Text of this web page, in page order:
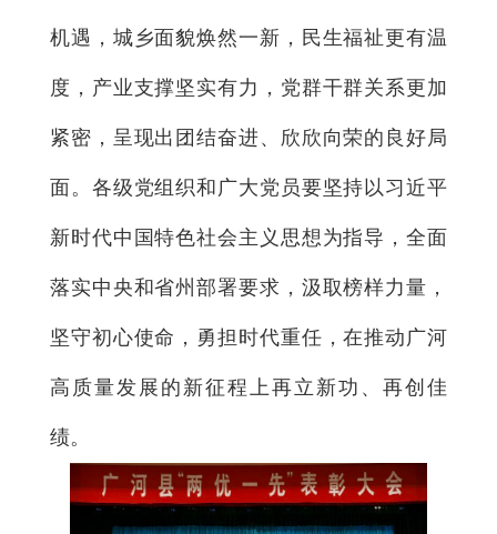
机遇，城乡面貌焕然一新，民生福祉更有温
度，产业支撑坚实有力，党群干群关系更加
紧密，呈现出团结奋进、欣欣向荣的良好局
面。各级党组织和广大党员要坚持以习近平
新时代中国特色社会主义思想为指导，全面
落实中央和省州部署要求，汲取榜样力量，
坚守初心使命，勇担时代重任，在推动广河
高质量发展的新征程上再立新功、再创佳
绩。